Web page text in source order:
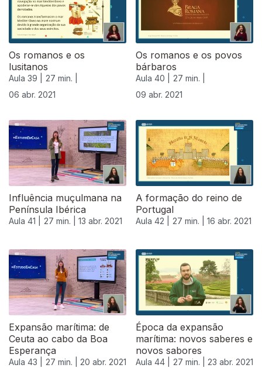
Os romanos e os
lusitanos
Aula 39 |
27 min. |
06 abr. 2021
Os romanos e os povos
bárbaros
Aula 40 |
27 min. |
09 abr. 2021
Influência muçulmana na
Península Ibérica
Aula 41 | 27 min. | 13 abr. 2021
A formação do reino de
Portugal
Aula 42 | 27 min. | 16 abr. 2021
Expansão marítima: de
Ceuta ao cabo da Boa
Esperança
Aula 43 | 27 min. | 20 abr. 2021
Época da expansão
marítima: novos saberes e
novos sabores
Aula 44 | 27 min. | 23 abr. 2021